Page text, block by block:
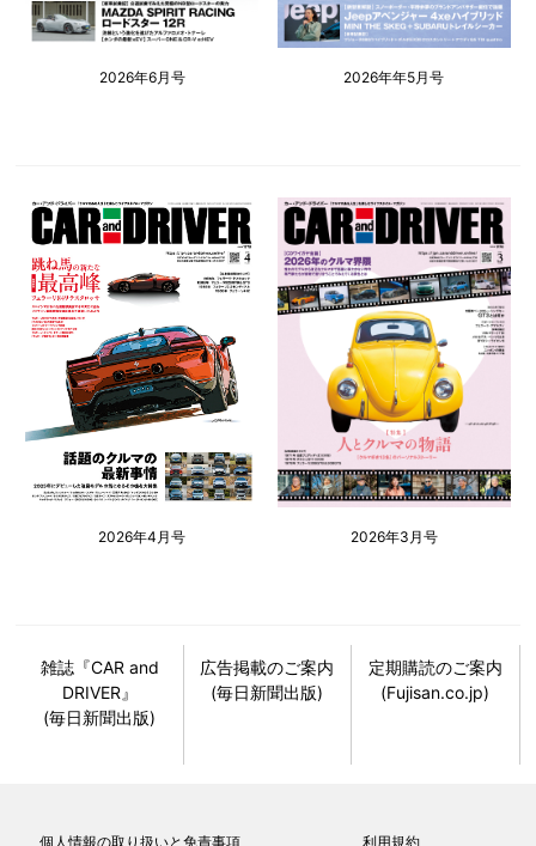
2026年6月号 2026年年5月号
2026年4月号 2026年3月号
雑誌『CAR and
DRIVER』
(毎日新聞出版)
広告掲載のご案内
(毎日新聞出版)
定期購読のご案内
(Fujisan.co.jp)
個人情報の取り扱いと免責事項 利用規約